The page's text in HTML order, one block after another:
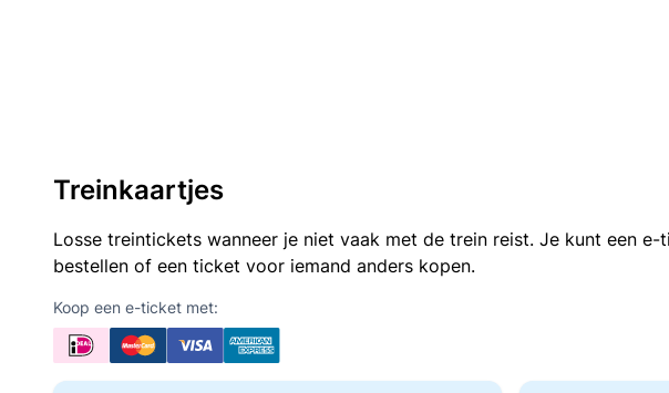
Treinkaartjes
Losse treintickets wanneer je niet vaak met de trein reist. Je kunt een
bestellen of een ticket voor iemand anders kopen.
Koop een e-ticket met: